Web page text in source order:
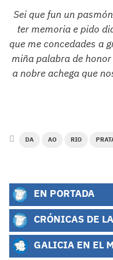
Sei que fun un
ter memoria e pido
que me concedades a
miña palabra de
a nobre achega que
DA AO RIO
EN PORTADA
CRÓNICAS DE
GALICIA EN EL